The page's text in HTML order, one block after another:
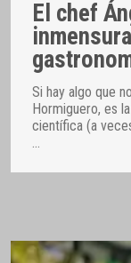
El chef
Si hay algo que
Hormiguero, es
científica (a
…